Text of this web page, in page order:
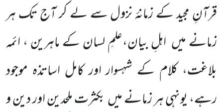
قرآنِ مجید کے زمانۂ نزول سے لے کر آج تک ہر
زمانے میں اہلِ بیان،علمِ لسان کے ماہرین ، ائمہ
بلاغت، کلام کے شہسوار اور کامل اساتذہ موجود
رہے، یونہی ہر زمانے میں بکثرت ملحدین اور دین و